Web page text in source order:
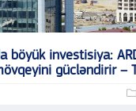
böyük investisiya:
gücləndirir –